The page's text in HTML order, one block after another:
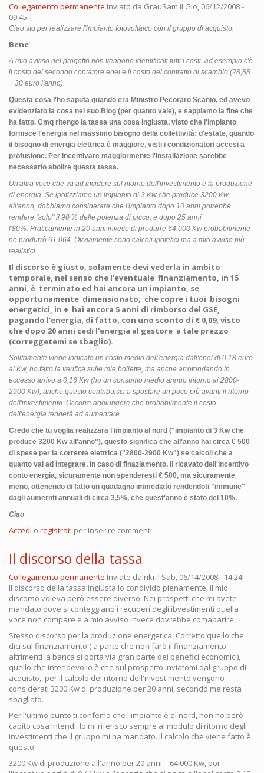
Collegamento permanente Inviato da GrauSam il Gio, 06/12/2008 -
09:45
Ciao sto per realizzare l'impianto fotovoltaico con il gruppo di acquisto.
Bene
A mio avviso nel progetto non vengono identificati tutti i costi, ad esempio c'è
il costo del secondo contatore enel e il costo del contratto di scambio (28,88
+ 30 euro l'anno).
Questa cosa l'ho saputa quando era Ministro Pecoraro Scanio, ed avevo
evidenziato la cosa nel suo Blog (per quanto vale), e sappiamo la fine che
ha fatto. Cmq ritengo la tassa una cosa ingiusta, visto che l'impianto
fornisce l'energia nel massimo bisogno della collettività: d'estate, quando
il bisogno di energia elettrica è maggiore, visti i condizionatori accesi a
profusione. Per incentivare maggiormente l'installazione sarebbe
necessario abolire questa tassa.
Un'altra voce che va ad incidere sul ritorno dell'investimento è la produzione
di energia. Se ipotizziamo un impianto di 3 Kw che produce 3200 Kw
all'anno, dobbiamo considerare che l'impianto dopo 10 anni potrebbe
rendere "solo" il 90 % delle potenza di picco, e dopo 25 anni
l'80%. Praticamente in 20 anni invece di produrre 64.000 Kw probabilmente
ne produrrò 61.064. Ovviamente sono calcoli ipotetici ma a mio avviso più
realistici.
Il discorso è giusto, solamente devi vederla in ambito
temporale, nel senso che l'eventuale finanziamento, in 15
anni, è terminato ed hai ancora un impianto, se
opportunamente dimensionato, che copre i tuoi bisogni
energetici, in + hai ancora 5 anni di rimborso del GSE,
pagando l'energia, di fatto, con uno sconto di € 0,09, visto
che dopo 20 anni cedi l'energia al gestore a tale prezzo
(correggetemi se sbaglio).
Solitamente viene indicato un costo medio dell'energia dall'enel di 0,18 euro
al Kw, ho fatto la verifica sulle mie bollette, ma anche arrotondando in
eccesso arrivo a 0,16 Kw (ho un consumo medio annuo intorno ai 2800-
2900 Kw), anche questo contribuisci a spostare un poco più avanti il ritorno
dell'investimento. Occorre aggiungere che probabilmente il costo
dell'energia tenderà ad aumentare.
Credo che tu voglia realizzara l'impianto al nord ("impianto di 3 Kw che
produce 3200 Kw all'anno"), questo significa che all'anno hai circa € 500
di spese per la corrente elettrica ("2800-2900 Kw") se calcoli che a
quanto vai ad integrare, in caso di finaziamento, il ricavato dell'incentivo
conto energia, sicuramente non spenderesti € 500, ma sicuramente
meno, ottenendo di fatto un guadagno immediato rendendoti "immune"
dagli aumernti annuali di circa 3,5%, che quest'anno è stato del 10%.
Ciao
Accedi o registrati per inserire commenti.
Il discorso della tassa
Collegamento permanente Inviato da riki il Sab, 06/14/2008 - 14:24
Il discorso della tassa ingiusta lo condivido pienamente, il mio
discorso voleva però essere diverso. Nei prospetti che mi avete
mandato dove si conteggiano i recuperi degli ibvestimenti quella
voce non compare e a mio avviso invece dovrebbe comaparire.
Stesso discorso per la produzione energetica. Corretto quello che
dici sul finanziamento ( a parte che non farò il finanziamento
altrimenti la banca si porta via gran parte dei benefici economici),
quello che intendevo io è che sul prospetto inviatomi dal gruppo di
acquisto, per il calcolo del ritorno dell'investimento vengono
considerati 3200 Kw di produzione per 20 anni, secondo me resta
sbagliato.
Per l'ultimo punto ti confemo che l'impianto è al nord, non ho però
capito cosa intendi. Io mi riferisco sempre al modulo di ritorno degli
investimenti che il gruppo mi ha mandato. Il calcolo che viene fatto è
questo:
3200 Kw di produzione all'anno per 20 anni = 64.000 Kw, poi